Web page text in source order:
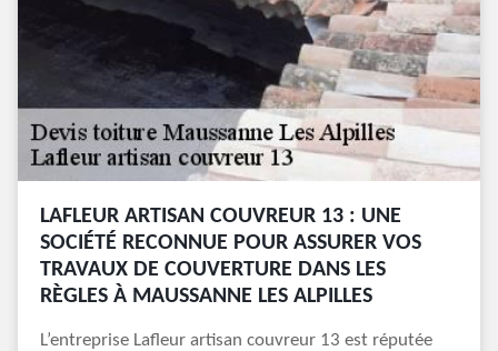
LAFLEUR ARTISAN COUVREUR 13 : UNE
SOCIÉTÉ RECONNUE POUR ASSURER VOS
TRAVAUX DE COUVERTURE DANS LES
RÈGLES À MAUSSANNE LES ALPILLES
L’entreprise Lafleur artisan couvreur 13 est réputée